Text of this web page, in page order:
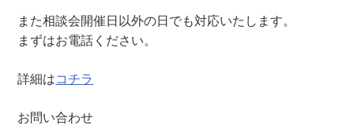
また相談会開催日以外の日でも対応いたします。
まずはお電話ください。
詳細はコチラ
お問い合わせ